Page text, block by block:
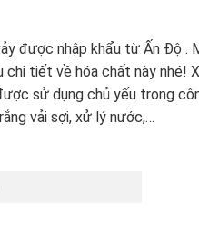
được nhập khẩu từ Ấn Độ .
chi tiết về hóa chất này nhé!
sử dụng chủ yếu trong
vải sợi, xử lý nước,…